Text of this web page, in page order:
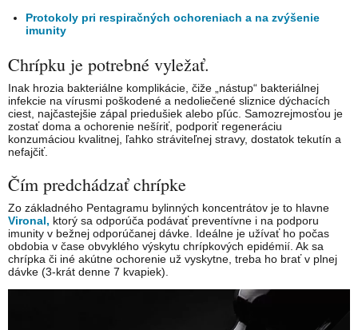
Protokoly pri respiračných ochoreniach a na zvýšenie
imunity
Chrípku je potrebné vyležať.
Inak hrozia bakteriálne komplikácie, čiže „nástup“ bakteriálnej
infekcie na vírusmi poškodené a nedoliečené sliznice dýchacích
ciest, najčastejšie zápal priedušiek alebo pľúc. Samozrejmosťou je
zostať doma a ochorenie nešíriť, podporiť regeneráciu
konzumáciou kvalitnej, ľahko stráviteľnej stravy, dostatok tekutín a
nefajčiť.
Čím predchádzať chrípke
Zo základného Pentagramu bylinných koncentrátov je to hlavne
Vironal, ktorý sa odporúča podávať preventívne i na podporu
imunity v bežnej odporúčanej dávke. Ideálne je užívať ho počas
obdobia v čase obvyklého výskytu chrípkových epidémií. Ak sa
chrípka či iné akútne ochorenie už vyskytne, treba ho brať v plnej
dávke (3-krát denne 7 kvapiek).